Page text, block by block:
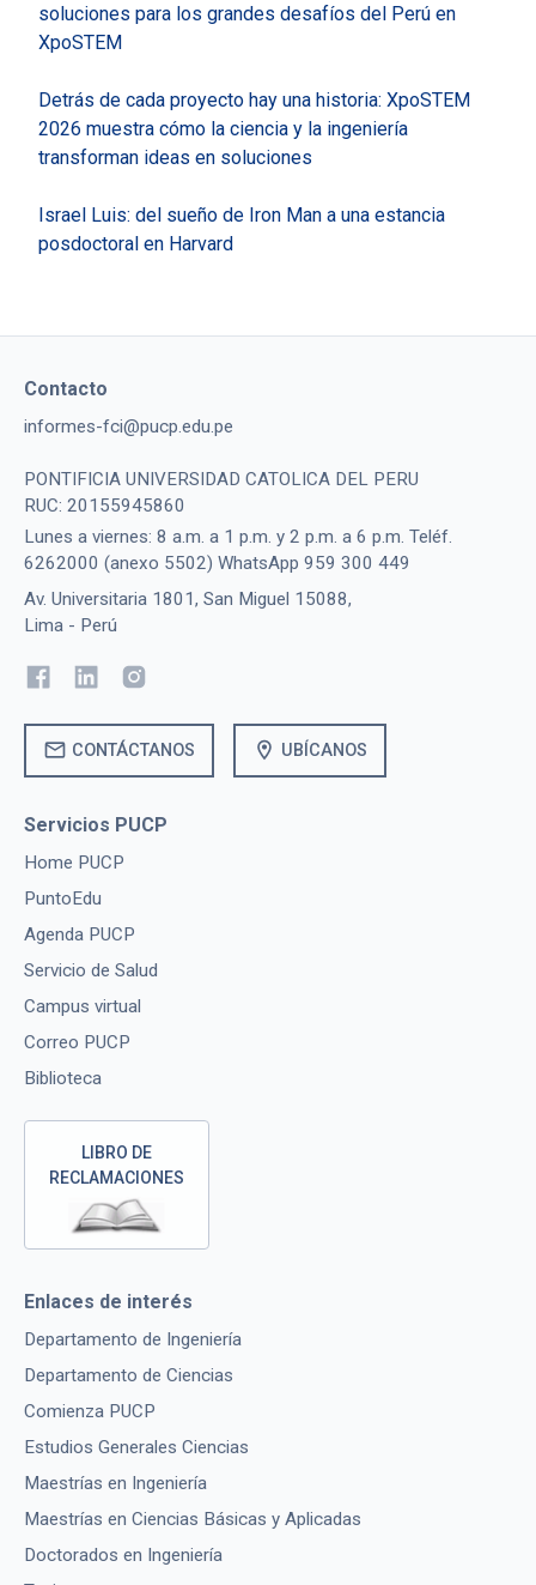
soluciones para los grandes desafíos del Perú en
XpoSTEM
Detrás de cada proyecto hay una historia: XpoSTEM
2026 muestra cómo la ciencia y la ingeniería
transforman ideas en soluciones
Israel Luis: del sueño de Iron Man a una estancia
posdoctoral en Harvard
Contacto
informes-fci@pucp.edu.pe
PONTIFICIA UNIVERSIDAD CATOLICA DEL PERU
RUC: 20155945860
Lunes a viernes: 8 a.m. a 1 p.m. y 2 p.m. a 6 p.m. Teléf.
6262000 (anexo 5502) WhatsApp 959 300 449
Av. Universitaria 1801, San Miguel 15088,
Lima - Perú
mail CONTÁCTANOS location_on UBÍCANOS
Servicios PUCP
Home PUCP
PuntoEdu
Agenda PUCP
Servicio de Salud
Campus virtual
Correo PUCP
Biblioteca
LIBRO DE
RECLAMACIONES
Enlaces de interés
Departamento de Ingeniería
Departamento de Ciencias
Comienza PUCP
Estudios Generales Ciencias
Maestrías en Ingeniería
Maestrías en Ciencias Básicas y Aplicadas
Doctorados en Ingeniería